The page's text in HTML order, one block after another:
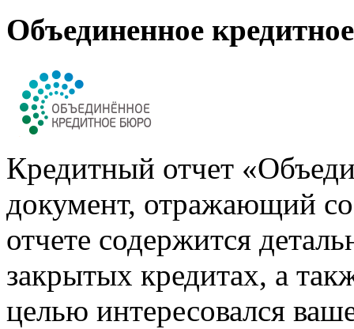
Объединенное
Кредитный отчет
документ, отражающий
отчете содержится
закрытых кредитах, а
целью интересовался